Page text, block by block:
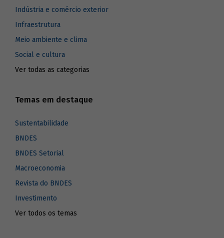
Indústria e comércio exterior
Infraestrutura
Meio ambiente e clima
Social e cultura
Ver todas as categorias
Temas em destaque
Sustentabilidade
BNDES
BNDES Setorial
Macroeconomia
Revista do BNDES
Investimento
Ver todos os temas